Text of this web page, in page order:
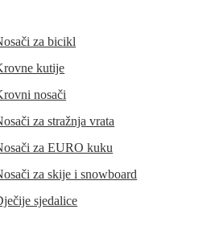
za bicikl
kutije
nosači
za stražnja vrata
za EURO kuku
za skije i snowboard
sjedalice